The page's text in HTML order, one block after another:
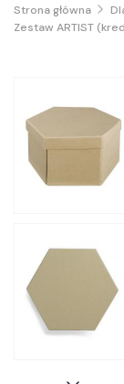
Strona główna
Zestaw ARTIST